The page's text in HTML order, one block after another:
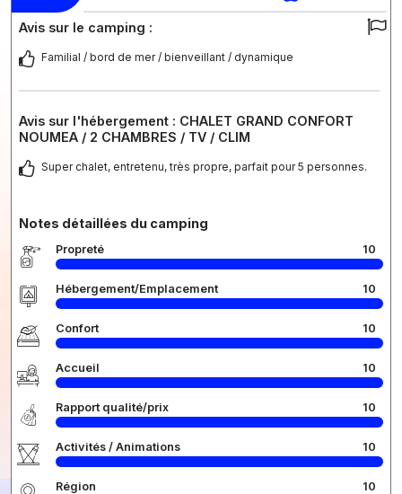
Avis sur le camping :
Familial / bord de mer / bienveillant / dynamique
Avis sur l'hébergement : CHALET GRAND CONFORT
NOUMEA / 2 CHAMBRES / TV / CLIM
Super chalet, entretenu, très propre, parfait pour 5 personnes.
Notes détaillées du camping
Propreté 10
Hébergement/Emplacement 10
Confort 10
Accueil 10
Rapport qualité/prix 10
Activités / Animations 10
Région 10